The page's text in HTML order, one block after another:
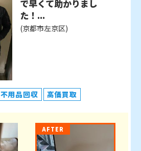
で早くて助かりまし
た！...
(京都市左京区)
不用品回収 高価買取
AFTER